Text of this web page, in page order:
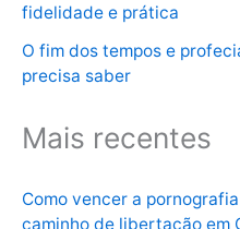
fidelidade e prática
O fim dos tempos e
precisa saber
Mais recentes
Como vencer a
caminho de libertação em